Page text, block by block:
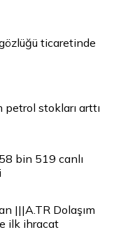
ticaretinde
stokları arttı
bin 519 canlı
|||A.TR Dolaşım
ilk ihracat